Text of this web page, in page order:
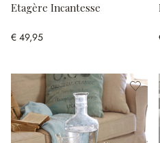
Etagère Incantesse
€ 49,95